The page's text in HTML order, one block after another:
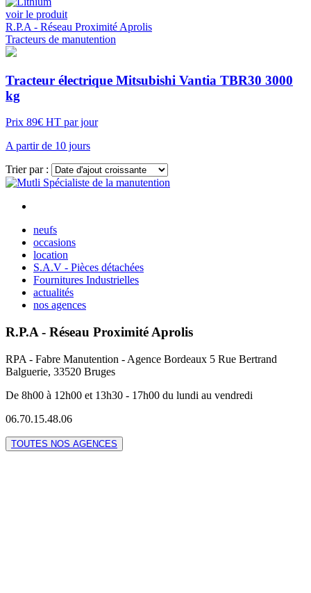
voir le produit
R.P.A - Réseau Proximité Aprolis
Tracteurs de manutention
Tracteur électrique Mitsubishi Vantia TBR30 3000
kg
Prix 89€ HT par jour
A partir de 10 jours
Trier par :
neufs
occasions
location
S.A.V - Pièces détachées
Fournitures Industrielles
actualités
nos agences
R.P.A - Réseau Proximité Aprolis
RPA - Fabre Manutention - Agence Bordeaux 5 Rue Bertrand
Balguerie, 33520 Bruges
De 8h00 à 12h00 et 13h30 - 17h00 du lundi au vendredi
06.70.15.48.06
TOUTES NOS AGENCES